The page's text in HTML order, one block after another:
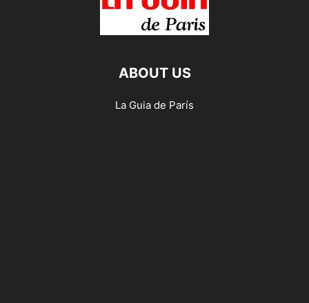
ABOUT US
La Guia de París